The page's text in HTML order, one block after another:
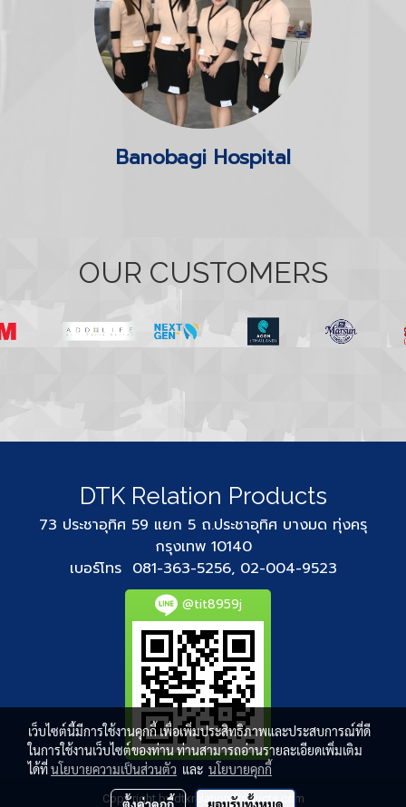
Banobagi Hospital
OUR CUSTOMERS
DTK Relation Products
73 ประชาอุทิศ 59 แยก 5 ถ.ประชาอุทิศ บางมด ทุ่งครุ
กรุงเทพ 10140
เบอร์โทร 081-363-5256, 02-004-9523
@tit8959j
Copy right by dtkrelationproducts.com
เว็บไซต์นี้มีการใช้งานคุกกี้ เพื่อเพิ่มประสิทธิภาพและประสบการณ์ที่ดี
ในการใช้งานเว็บไซต์ของท่าน ท่านสามารถอ่านรายละเอียดเพิ่มเติม
ได้ที่นโยบายความเป็นส่วนตัว และ นโยบายคุกกี้